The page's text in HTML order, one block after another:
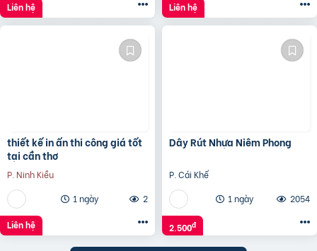
Liên hệ Liên hệ
thiết kế in ấn thi công giá tốt
tại cần thơ
P. Ninh Kiều
1 ngày
2
Liên hệ
Dây Rút Nhựa Niêm Phong
P. Cái Khế
1 ngày
2054
2.500đ